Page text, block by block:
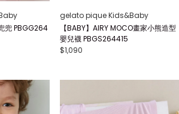
兜 PBGG264
gelato pique Kids&Baby
【BABY】AIRY MOCO畫家小熊造型
嬰兒襪 PBGS264415
$1,090